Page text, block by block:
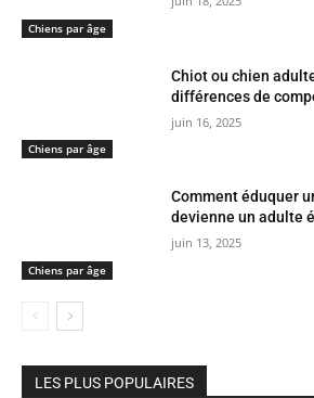
Chiens par âge
Chiens par âge
Chiot ou chien
différences de
juin 16, 2025
Chiens par âge
Comment éduquer
devienne un adulte
juin 13, 2025
LES PLUS POPULAIRES